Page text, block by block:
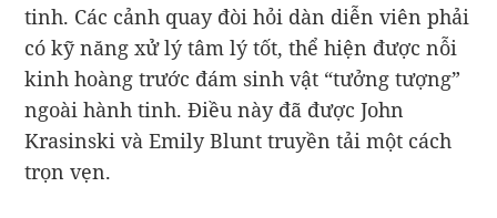
tinh. Các cảnh quay đòi hỏi dàn diễn viên phải
có kỹ năng xử lý tâm lý tốt, thể hiện được nỗi
kinh hoàng trước đám sinh vật “tưởng tượng”
ngoài hành tinh. Điều này đã được John
Krasinski và Emily Blunt truyền tải một cách
trọn vẹn.